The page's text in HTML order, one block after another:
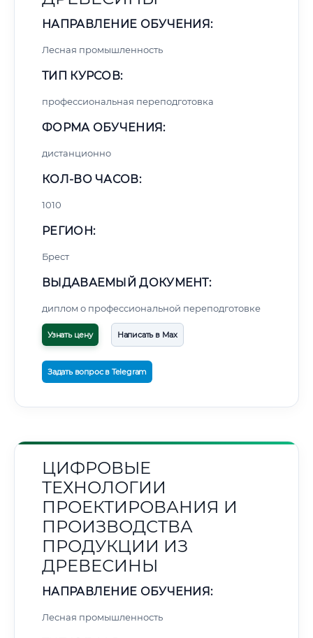
НАПРАВЛЕНИЕ ОБУЧЕНИЯ:
Лесная промышленность
ТИП КУРСОВ:
профессиональная переподготовка
ФОРМА ОБУЧЕНИЯ:
дистанционно
КОЛ-ВО ЧАСОВ:
1010
РЕГИОН:
Брест
ВЫДАВАЕМЫЙ ДОКУМЕНТ:
диплом о профессиональной переподготовке
Узнать цену Написать в Max
Задать вопрос в Telegram
ЦИФРОВЫЕ
ТЕХНОЛОГИИ
ПРОЕКТИРОВАНИЯ И
ПРОИЗВОДСТВА
ПРОДУКЦИИ ИЗ
ДРЕВЕСИНЫ
НАПРАВЛЕНИЕ ОБУЧЕНИЯ:
Лесная промышленность